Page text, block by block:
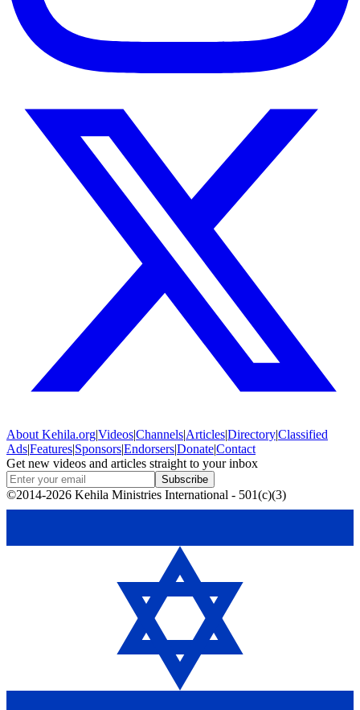
About Kehila.org|Videos|Channels|Articles|Directory|Classified
Ads|Features|Sponsors|Endorsers|Donate|Contact
Get new videos and articles straight to your inbox
Subscribe
©2014-2026 Kehila Ministries International - 501(c)(3)